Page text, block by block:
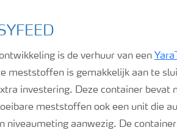
is de verhuur van een
meststoffen is gemakkelijk aan te
investering. Deze container bevat
meststoffen ook een unit die
niveaumeting aanwezig. De container